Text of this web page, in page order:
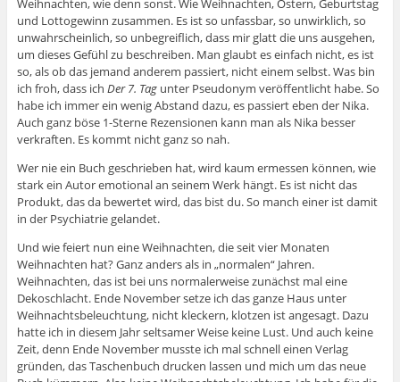
Weihnachten, wie denn sonst. Wie Weihnachten, Ostern, Geburtstag
und Lottogewinn zusammen. Es ist so unfassbar, so unwirklich, so
unwahrscheinlich, so unbegreiflich, dass mir glatt die uns ausgehen,
um dieses Gefühl zu beschreiben. Man glaubt es einfach nicht, es ist
so, als ob das jemand anderem passiert, nicht einem selbst. Was bin
ich froh, dass ich Der 7. Tagunter Pseudonym veröffentlicht habe. So
habe ich immer ein wenig Abstand dazu, es passiert eben der Nika.
Auch ganz böse 1-Sterne Rezensionen kann man als Nika besser
verkraften. Es kommt nicht ganz so nah.
Wer nie ein Buch geschrieben hat, wird kaum ermessen können, wie
stark ein Autor emotional an seinem Werk hängt. Es ist nicht das
Produkt, das da bewertet wird, das bist du. So manch einer ist damit
in der Psychiatrie gelandet.
Und wie feiert nun eine Weihnachten, die seit vier Monaten
Weihnachten hat? Ganz anders als in „normalen“ Jahren.
Weihnachten, das ist bei uns normalerweise zunächst mal eine
Dekoschlacht. Ende November setze ich das ganze Haus unter
Weihnachtsbeleuchtung, nicht kleckern, klotzen ist angesagt. Dazu
hatte ich in diesem Jahr seltsamer Weise keine Lust. Und auch keine
Zeit, denn Ende November musste ich mal schnell einen Verlag
gründen, das Taschenbuch drucken lassen und mich um das neue